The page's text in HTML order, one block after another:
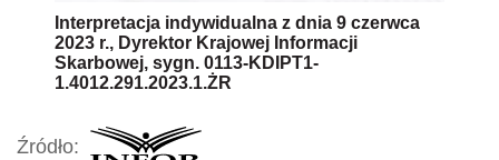
Interpretacja indywidualna z dnia 9 czerwca
2023 r., Dyrektor Krajowej Informacji
Skarbowej, sygn. 0113-KDIPT1-
1.4012.291.2023.1.ŻR
Źródło: